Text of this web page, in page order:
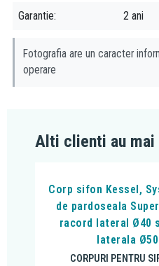
Garantie 2 ani
Fotografia are un caracter
operare
Alti clienti au mai
Corp sifon Kessel,
de pardoseala
racord lateral Ø40
laterala Ø50
CORPURI PENTRU